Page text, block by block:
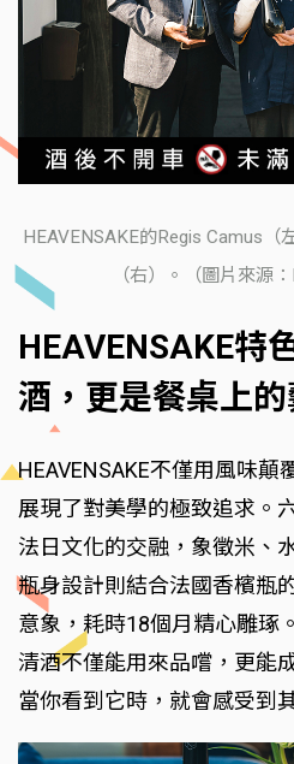
HEAVENSAKE的Regis Camus（
（右）。（圖片來源：
HEAVENSAKE特
酒，更是餐桌上
HEAVENSAKE不僅用風味
展現了對美學的極致追求。
法日文化的交融，象徵米、
瓶身設計則結合法國香檳瓶
意象，耗時18個月精心雕琢
清酒不僅能用來品嚐，更能
當你看到它時，就會感受到